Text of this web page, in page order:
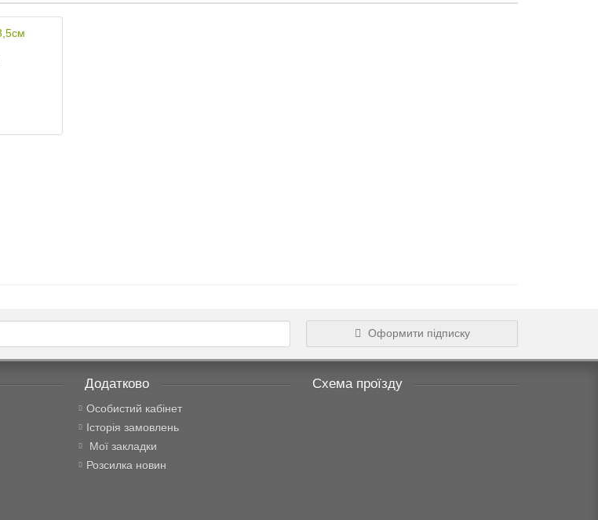
Оформити підписку
Додатково
Особистий кабінет
Історія замовлень
Мої закладки
Розсилка новин
Схема проїзду